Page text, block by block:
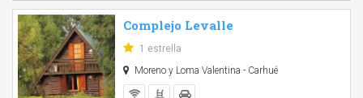
Complejo Levalle
1 estrella
Moreno y Loma Valentina - Carhué